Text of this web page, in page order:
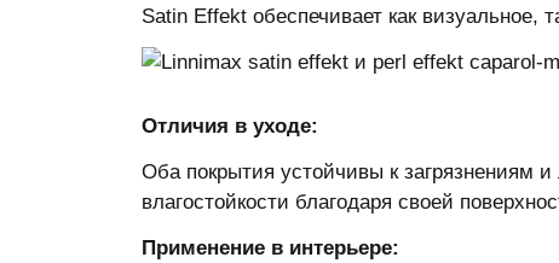
Satin Effekt обеспечивает как визуальное,
Отличия в уходе:
Оба покрытия устойчивы к загрязнениям
влагостойкости благодаря своей
Применение в интерьере: